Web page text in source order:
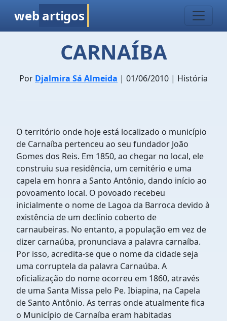
web artigos
CARNAÍBA
Por Djalmira Sá Almeida | 01/06/2010 | História
O território onde hoje está localizado o município
de Carnaíba pertenceu ao seu fundador João
Gomes dos Reis. Em 1850, ao chegar no local, ele
construiu sua residência, um cemitério e uma
capela em honra a Santo Antônio, dando início ao
povoamento local. O povoado recebeu
inicialmente o nome de Lagoa da Barroca devido à
existência de um declínio coberto de
carnaubeiras. No entanto, a população em vez de
dizer carnaúba, pronunciava a palavra carnaíba.
Por isso, acredita-se que o nome da cidade seja
uma corruptela da palavra Carnaúba. A
oficialização do nome ocorreu em 1860, através
de uma Santa Missa pelo Pe. Ibiapina, na Capela
de Santo Antônio. As terras onde atualmente fica
o Município de Carnaíba eram habitadas